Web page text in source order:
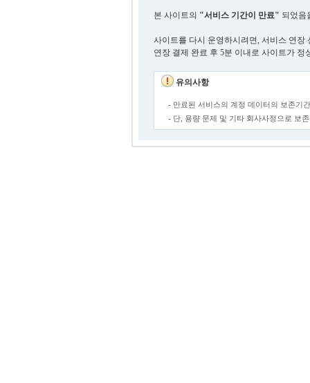
본 사이트의 "서비스 기간이 만료" 되었음
사이트를 다시 운영하시려면, 서비스 연장
연장 결제 완료 후 5분 이내로 사이트가 정
유의사항
- 만료된 서비스의 계정 데이터의 보존기
- 단, 용량 문제 및 기타 회사사정으로 보